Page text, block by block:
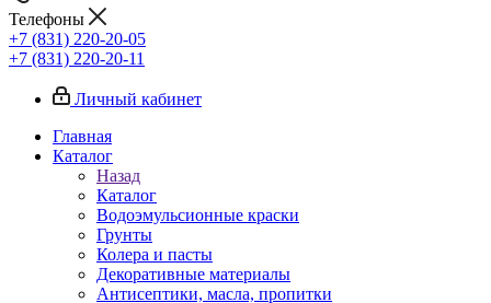
Телефоны
+7 (831) 220-20-05
+7 (831) 220-20-11
Личный кабинет
Главная
Каталог
Назад
Каталог
Водоэмульсионные краски
Грунты
Колера и пасты
Декоративные материалы
Антисептики, масла, пропитки